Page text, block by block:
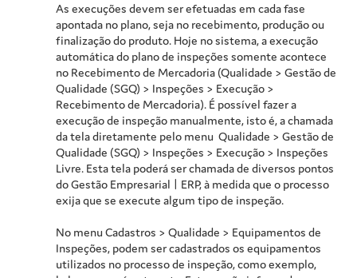
As execuções devem ser efetuadas em cada fase
apontada no plano, seja no recebimento, produção ou
finalização do produto. Hoje no sistema, a execução
automática do plano de inspeções somente acontece
no Recebimento de Mercadoria (Qualidade > Gestão de
Qualidade (SGQ) > Inspeções > Execução >
Recebimento de Mercadoria). É possível fazer a
execução de inspeção manualmente, isto é, a chamada
da tela diretamente pelo menu Qualidade > Gestão de
Qualidade (SGQ) > Inspeções > Execução > Inspeções
Livre. Esta tela poderá ser chamada de diversos pontos
do Gestão Empresarial | ERP, à medida que o processo
exija que se execute algum tipo de inspeção.
No menu Cadastros > Qualidade > Equipamentos de
Inspeções, podem ser cadastrados os equipamentos
utilizados no processo de inspeção, como exemplo,